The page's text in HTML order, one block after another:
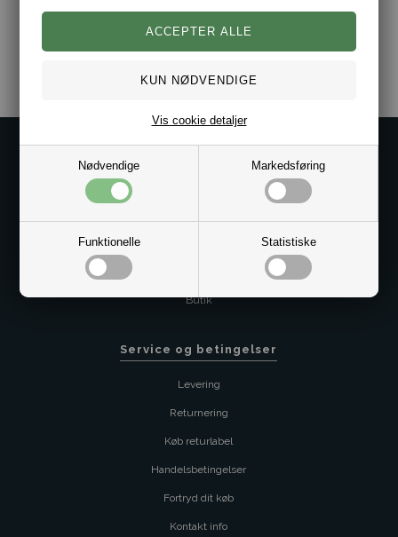
Nødvendige Markedsføring
Funktionelle Statistiske
Vis cookie detaljer
Kundeservice@bestman.dk
CVR 33496362 Thol Aps
Butik
Service og betingelser
Levering
Returnering
Køb returlabel
Handelsbetingelser
Fortryd dit køb
Kontakt info